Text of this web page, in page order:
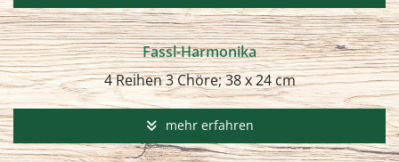
Fassl-Harmonika
4 Reihen 3 Chöre; 38 x 24 cm
mehr erfahren